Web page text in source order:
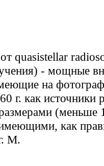
quasistellar
- мощные
на
г. как источники
(меньше
как
М.